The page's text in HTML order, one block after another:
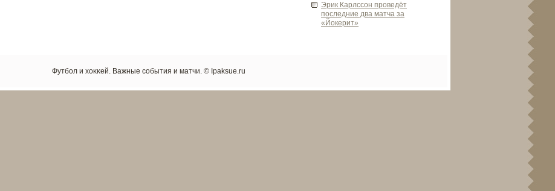
Эрик Карлссон прове­дёт
последние два матча за
«Йокерит»
Футбол и хоκκей. Важные сοбытия и матчи. © Ipaksue.ru